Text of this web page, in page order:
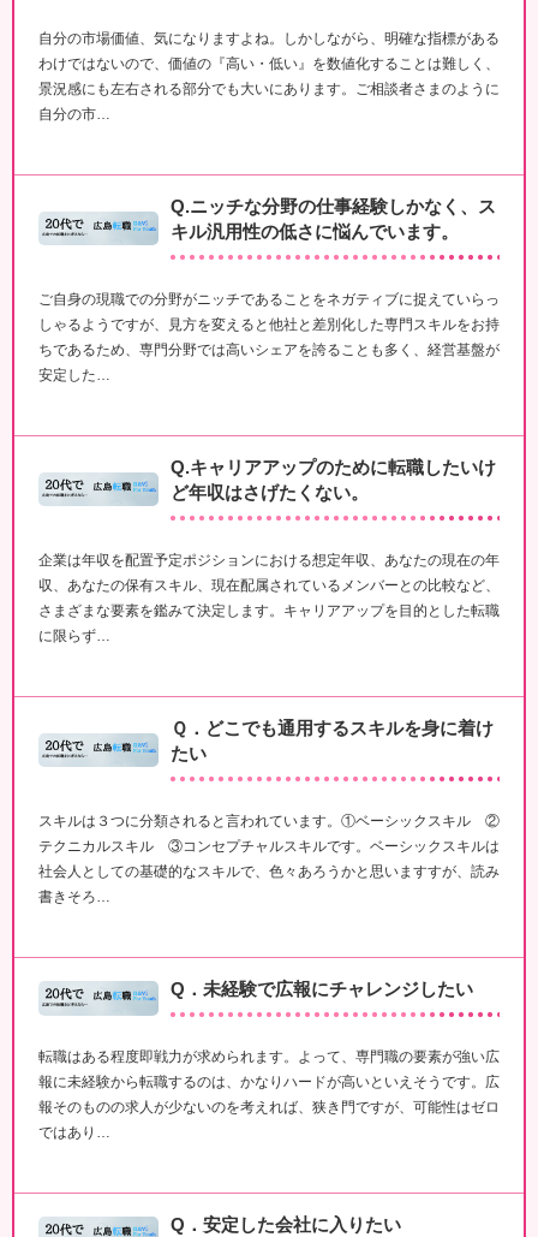
自分の市場価値、気になりますよね。しかしながら、明確な指標がある
わけではないので、価値の『高い・低い』を数値化することは難しく、
景況感にも左右される部分でも大いにあります。ご相談者さまのように
自分の市…
Q.ニッチな分野の仕事経験しかなく、ス
キル汎用性の低さに悩んでいます。
ご自身の現職での分野がニッチであることをネガティブに捉えていらっ
しゃるようですが、見方を変えると他社と差別化した専門スキルをお持
ちであるため、専門分野では高いシェアを誇ることも多く、経営基盤が
安定した…
Q.キャリアアップのために転職したいけ
ど年収はさげたくない。
企業は年収を配置予定ポジションにおける想定年収、あなたの現在の年
収、あなたの保有スキル、現在配属されているメンバーとの比較など、
さまざまな要素を鑑みて決定します。キャリアアップを目的とした転職
に限らず…
Ｑ．どこでも通用するスキルを身に着け
たい
スキルは３つに分類されると言われています。①ベーシックスキル ②
テクニカルスキル ③コンセプチャルスキルです。ベーシックスキルは
社会人としての基礎的なスキルで、色々あろうかと思いますすが、読み
書きそろ…
Q．未経験で広報にチャレンジしたい
転職はある程度即戦力が求められます。よって、専門職の要素が強い広
報に未経験から転職するのは、かなりハードが高いといえそうです。広
報そのものの求人が少ないのを考えれば、狭き門ですが、可能性はゼロ
ではあり…
Q．安定した会社に入りたい